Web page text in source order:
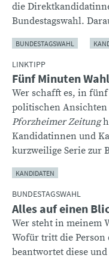
die
Bundestagswahl.
BUNDESTAGSWAHL
LINKTIPP
Fünf Minuten
Wer schafft es, in
politischen Ansichten
Pforzheimer Zeitung
Kandidatinnen und
kurzweilige Serie zur
KANDIDATEN
BUNDESTAGSWAHL
Alles auf einen
Wer steht in meinem
Wofür tritt die Person
beantwortet diese